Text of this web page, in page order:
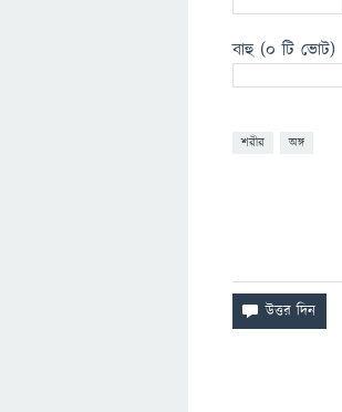
বাহু(0 টি ভোট)
শরীর অঙ্গ